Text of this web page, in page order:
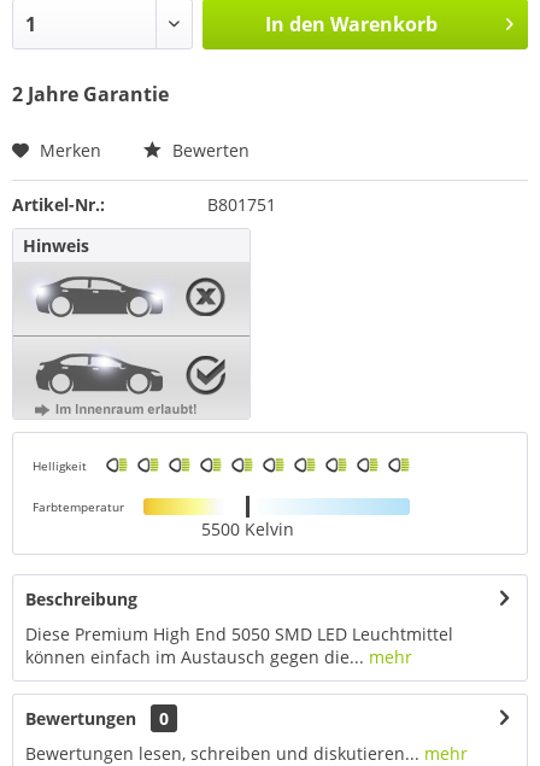
In den Warenkorb
2 Jahre Garantie
Merken Bewerten
Artikel-Nr.:
B801751
Hinweis
Helligkeit
Farbtemperatur
5500 Kelvin
Beschreibung
Diese Premium High End 5050 SMD LED Leuchtmittel
können einfach im Austausch gegen die... mehr
Bewertungen
0
Bewertungen lesen, schreiben und diskutieren... mehr